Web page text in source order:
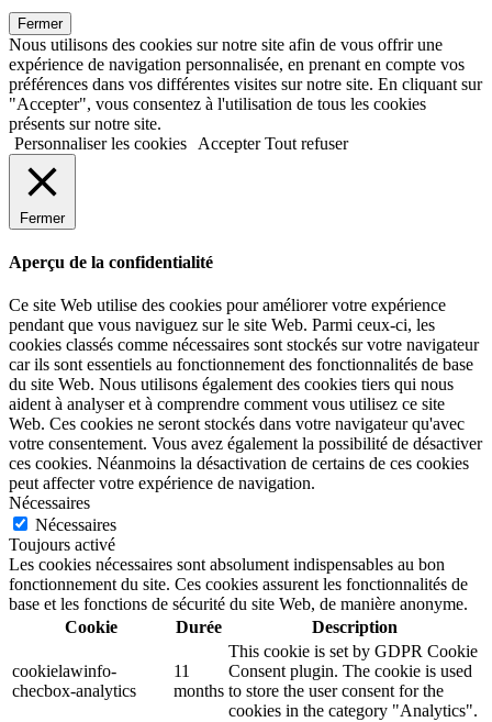
Fermer
Nous utilisons des cookies sur notre site afin de vous offrir une
expérience de navigation personnalisée, en prenant en compte vos
préférences dans vos différentes visites sur notre site. En cliquant sur
"Accepter", vous consentez à l'utilisation de tous les cookies
présents sur notre site.
Personnaliser les cookies
Accepter Tout refuser
Fermer
Aperçu de la confidentialité
Ce site Web utilise des cookies pour améliorer votre expérience
pendant que vous naviguez sur le site Web. Parmi ceux-ci, les
cookies classés comme nécessaires sont stockés sur votre navigateur
car ils sont essentiels au fonctionnement des fonctionnalités de base
du site Web. Nous utilisons également des cookies tiers qui nous
aident à analyser et à comprendre comment vous utilisez ce site
Web. Ces cookies ne seront stockés dans votre navigateur qu'avec
votre consentement. Vous avez également la possibilité de désactiver
ces cookies. Néanmoins la désactivation de certains de ces cookies
peut affecter votre expérience de navigation.
Nécessaires
Nécessaires
Toujours activé
Les cookies nécessaires sont absolument indispensables au bon
fonctionnement du site. Ces cookies assurent les fonctionnalités de
base et les fonctions de sécurité du site Web, de manière anonyme.
Cookie
Durée Description
cookielawinfo-
checbox-analytics
11
months
This cookie is set by GDPR Cookie
Consent plugin. The cookie is used
to store the user consent for the
cookies in the category "Analytics".